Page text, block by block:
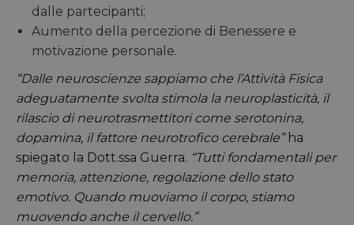
dalle partecipanti;
Aumento della percezione di Benessere e
motivazione personale.
“Dalle neuroscienze sappiamo che l’Attività Fisica
adeguatamente svolta stimola la neuroplasticità, il
rilascio di neurotrasmettitori come serotonina,
dopamina, il fattore neurotrofico cerebrale”ha
spiegato la Dott.ssa Guerra. “Tutti fondamentali per
memoria, attenzione, regolazione dello stato
emotivo. Quando muoviamo il corpo, stiamo
muovendo anche il cervello.”